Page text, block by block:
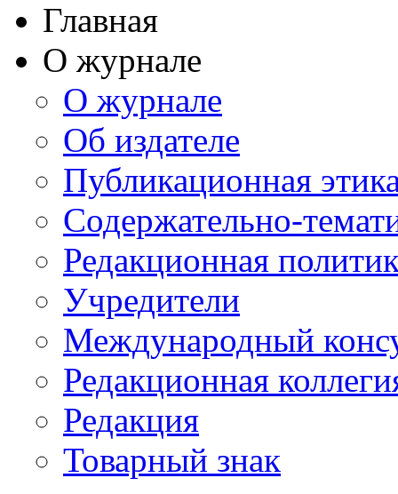
Главная
О журнале
О журнале
Об издателе
Публикационная
Содержательно-
Редакционная
Учредители
Международный
Редакционная
Редакция
Товарный знак